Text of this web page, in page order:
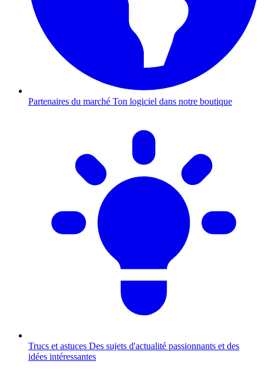
Partenaires du marché Ton logiciel dans notre boutique
Trucs et astuces Des sujets d'actualité passionnants et des
idées intéressantes